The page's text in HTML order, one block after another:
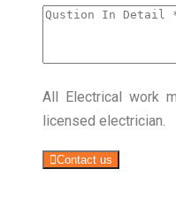
All Electrical work
licensed electrician.
Contact us